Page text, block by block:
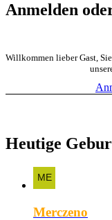
Anmelden
Willkommen lieber Gast,
Heutige
Merczeno